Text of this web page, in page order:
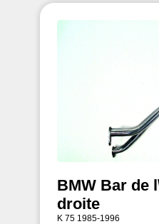
BMW Bar de
droite
K 75 1985-1996